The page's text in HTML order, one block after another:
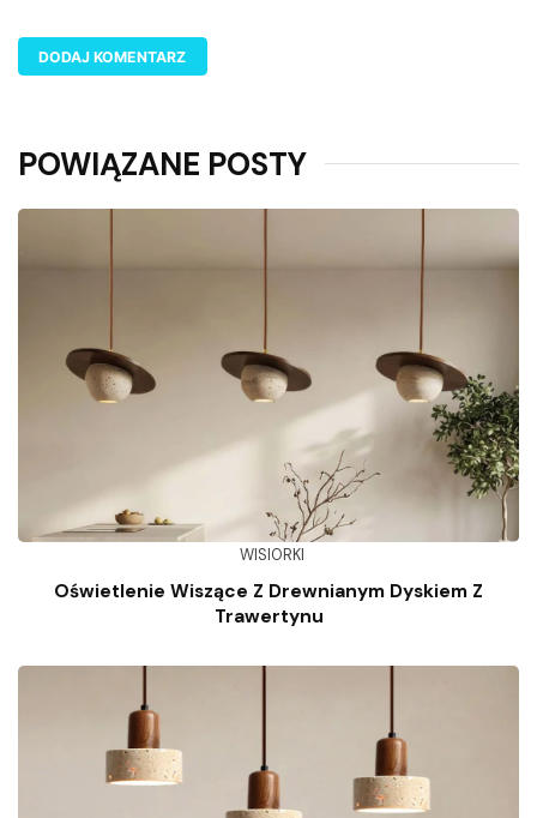
POWIĄZANE POSTY
WISIORKI
Oświetlenie Wiszące Z Drewnianym Dyskiem Z
Trawertynu